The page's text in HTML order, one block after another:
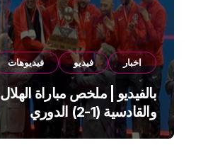
اخبار فيديو فيديوهات
بالفيديو | ملخص مباراة الهلال
والقادسية (1-2) الدوري
السعودي